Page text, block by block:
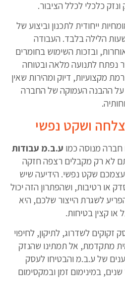
כלכלי לכלל הציבור.
ייחודית לתכנון וביצוע של
הלילה בלבד. העבודה
ובזכות השימוש בחומרים
נפתח לתנועה מלאה ובטוחה
מקצועיות, דיוק ומהירות שאין
על ההבנה העמוקה של החברה
ושקט נפשי
מנוסה כמוע.ב.מ עבודות
לא רק מקבלים רצפה חזקה
שקט נפשי. הידיעה שיש
או רטיבות, ושהפתרון הזה יכול
לשגרת הייצור שלכם, היא
קצין בטיחות.
לשדרוג, לתיקון, לחיפוי
מתקדמת, אל תמתינו שהנזק
של ע.ב.מ והבטיחו לעסק
במינימום זמן ובמקסימום